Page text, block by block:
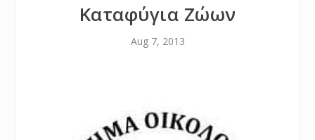
Καταφύγια Ζώων
Aug 7, 2013